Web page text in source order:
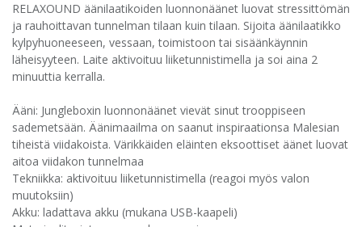
RELAXOUND äänilaatikoiden luonnonäänet luovat stressittömän
ja rauhoittavan tunnelman tilaan kuin tilaan. Sijoita äänilaatikko
kylpyhuoneeseen, vessaan, toimistoon tai sisäänkäynnin
läheisyyteen. Laite aktivoituu liiketunnistimella ja soi aina 2
minuuttia kerralla.
Ääni: Jungleboxin luonnonäänet vievät sinut trooppiseen
sademetsään. Äänimaailma on saanut inspiraationsa Malesian
tiheistä viidakoista. Värikkäiden eläinten eksoottiset äänet luovat
aitoa viidakon tunnelmaa
Tekniikka: aktivoituu liiketunnistimella (reagoi myös valon
muutoksiin)
Akku: ladattava akku (mukana USB-kaapeli)